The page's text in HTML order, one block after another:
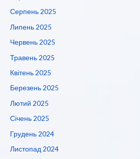
Серпень 2025
Липень 2025
Червень 2025
Травень 2025
Квітень 2025
Березень 2025
Лютий 2025
Січень 2025
Грудень 2024
Листопад 2024